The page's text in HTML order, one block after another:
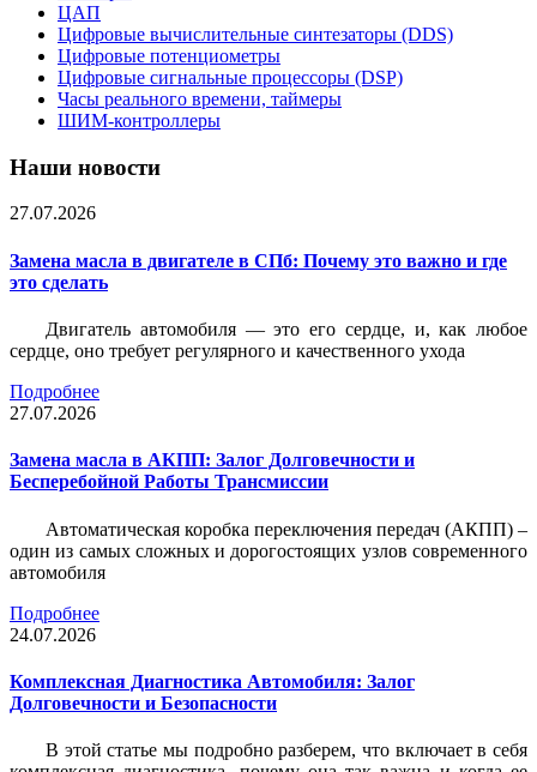
ЦАП
Цифровые вычислительные синтезаторы (DDS)
Цифровые потенциометры
Цифровые сигнальные процессоры (DSP)
Часы реального времени, таймеры
ШИМ-контроллеры
Наши новости
27.07.2026
Замена масла в двигателе в СПб: Почему это важно и где
это сделать
Двигатель автомобиля — это его сердце, и, как любое
сердце, оно требует регулярного и качественного ухода
Подробнее
27.07.2026
Замена масла в АКПП: Залог Долговечности и
Бесперебойной Работы Трансмиссии
Автоматическая коробка переключения передач (АКПП) –
один из самых сложных и дорогостоящих узлов современного
автомобиля
Подробнее
24.07.2026
Комплексная Диагностика Автомобиля: Залог
Долговечности и Безопасности
В этой статье мы подробно разберем, что включает в себя